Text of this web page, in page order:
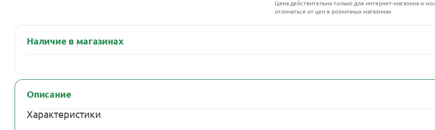
Цена действительна только для интернет-магазина и
отличаться от цен в розничных магазинах
Наличие в магазинах
Описание
Характеристики